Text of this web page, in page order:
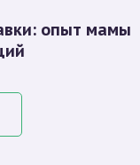
опыт мамы